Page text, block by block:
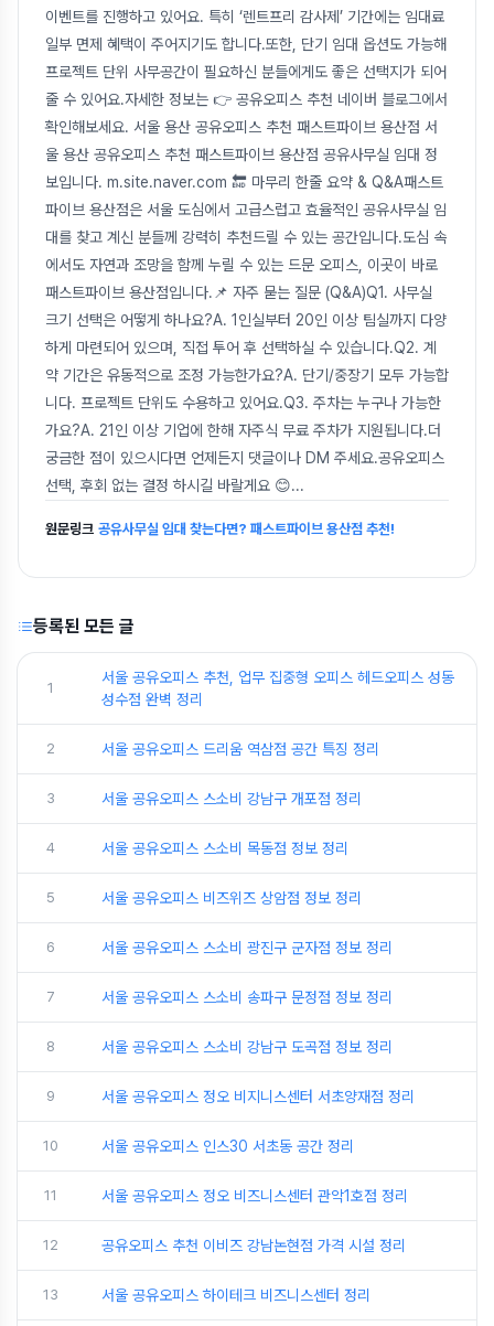
이벤트를 진행하고 있어요. 특히 ‘렌트프리 감사제’ 기간에는 임대료
일부 면제 혜택이 주어지기도 합니다.또한, 단기 임대 옵션도 가능해
프로젝트 단위 사무공간이 필요하신 분들에게도 좋은 선택지가 되어
줄 수 있어요.자세한 정보는 👉 공유오피스 추천 네이버 블로그에서
확인해보세요. 서울 용산 공유오피스 추천 패스트파이브 용산점 서
울 용산 공유오피스 추천 패스트파이브 용산점 공유사무실 임대 정
보입니다. m.site.naver.com 🔚 마무리 한줄 요약 & Q&A패스트
파이브 용산점은 서울 도심에서 고급스럽고 효율적인 공유사무실 임
대를 찾고 계신 분들께 강력히 추천드릴 수 있는 공간입니다.도심 속
에서도 자연과 조망을 함께 누릴 수 있는 드문 오피스, 이곳이 바로
패스트파이브 용산점입니다.📌 자주 묻는 질문 (Q&A)Q1. 사무실
크기 선택은 어떻게 하나요?A. 1인실부터 20인 이상 팀실까지 다양
하게 마련되어 있으며, 직접 투어 후 선택하실 수 있습니다.Q2. 계
약 기간은 유동적으로 조정 가능한가요?A. 단기/중장기 모두 가능합
니다. 프로젝트 단위도 수용하고 있어요.Q3. 주차는 누구나 가능한
가요?A. 21인 이상 기업에 한해 자주식 무료 주차가 지원됩니다.더
궁금한 점이 있으시다면 언제든지 댓글이나 DM 주세요.공유오피스
선택, 후회 없는 결정 하시길 바랄게요 😊...
원문링크 공유사무실 임대 찾는다면? 패스트파이브 용산점 추천!
등록된 모든 글
1
서울 공유오피스 추천, 업무 집중형 오피스 헤드오피스 성동
성수점 완벽 정리
2 서울 공유오피스 드리움 역삼점 공간 특징 정리
3 서울 공유오피스 스소비 강남구 개포점 정리
4 서울 공유오피스 스소비 목동점 정보 정리
5 서울 공유오피스 비즈위즈 상암점 정보 정리
6 서울 공유오피스 스소비 광진구 군자점 정보 정리
7 서울 공유오피스 스소비 송파구 문정점 정보 정리
8 서울 공유오피스 스소비 강남구 도곡점 정보 정리
9 서울 공유오피스 정오 비지니스센터 서초양재점 정리
10 서울 공유오피스 인스30 서초동 공간 정리
11 서울 공유오피스 정오 비즈니스센터 관악1호점 정리
12 공유오피스 추천 이비즈 강남논현점 가격 시설 정리
13 서울 공유오피스 하이테크 비즈니스센터 정리